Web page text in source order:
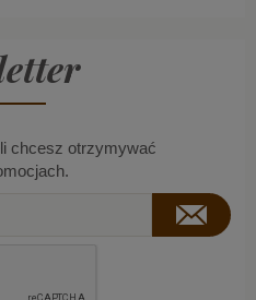
chcesz otrzymywać